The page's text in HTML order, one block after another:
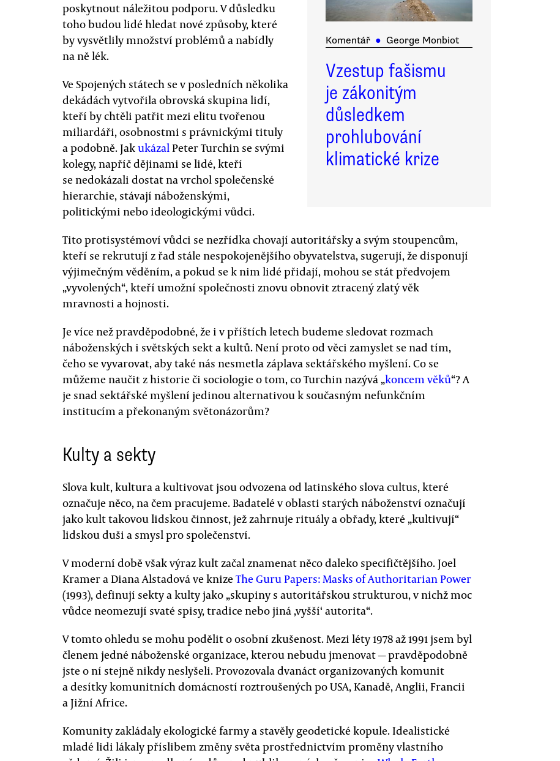
Komentář ● George Monbiot
Vzestup fašismu
je zákonitým
důsledkem
prohlubování
klimatické krize
poskytnout náležitou podporu. V důsledku
toho budou lidé hledat nové způsoby, které
by vysvětlily množství problémů a nabídly
na ně lék.
Ve Spojených státech se v posledních několika
dekádách vytvořila obrovská skupina lidí,
kteří by chtěli patřit mezi elitu tvořenou
miliardáři, osobnostmi s právnickými tituly
a podobně. JakukázalPeter Turchin se svými
kolegy, napříč dějinami se lidé, kteří
se nedokázali dostat na vrchol společenské
hierarchie, stávají náboženskými,
politickými nebo ideologickými vůdci.
Tito protisystémoví vůdci se nezřídka chovají autoritářsky a svým stoupencům,
kteří se rekrutují z řad stále nespokojenějšího obyvatelstva, sugerují, že disponují
výjimečným věděním, a pokud se k nim lidé přidají, mohou se stát předvojem
„vyvolených“, kteří umožní společnosti znovu obnovit ztracený zlatý věk
mravnosti a hojnosti.
Je více než pravděpodobné, že i v příštích letech budeme sledovat rozmach
náboženských i světských sekt a kultů. Není proto od věci zamyslet se nad tím,
čeho se vyvarovat, aby také nás nesmetla záplava sektářského myšlení. Co se
můžeme naučit z historie či sociologie o tom, co Turchin nazývá „koncem věků“? A
je snad sektářské myšlení jedinou alternativou k současným nefunkčním
institucím a překonaným světonázorům?
Kulty a sekty
Slova kult, kultura a kultivovat jsou odvozena od latinského slova cultus, které
označuje něco, na čem pracujeme. Badatelé v oblasti starých náboženství označují
jako kult takovou lidskou činnost, jež zahrnuje rituály a obřady, které „kultivují“
lidskou duši a smysl pro společenství.
V moderní době však výraz kult začal znamenat něco daleko specifičtějšího. Joel
Kramer a Diana Alstadová ve knizeThe Guru Papers: Masks of Authoritarian Power
(1993), definují sekty a kulty jako „skupiny s autoritářskou strukturou, v nichž moc
vůdce neomezují svaté spisy, tradice nebo jiná ‚vyšší‘ autorita“.
V tomto ohledu se mohu podělit o osobní zkušenost. Mezi léty 1978 až 1991 jsem byl
členem jedné náboženské organizace, kterou nebudu jmenovat — pravděpodobně
jste o ní stejně nikdy neslyšeli. Provozovala dvanáct organizovaných komunit
a desítky komunitních domácností roztroušených po USA, Kanadě, Anglii, Francii
a Jižní Africe.
Komunity zakládaly ekologické farmy a stavěly geodetické kopule. Idealistické
mladé lidi lákaly příslibem změny světa prostřednictvím proměny vlastního